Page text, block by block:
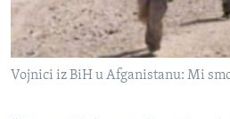
MAGAZIN
O GLASU AMERIKE
Vojnici iz BiH u Afganistanu: Mi